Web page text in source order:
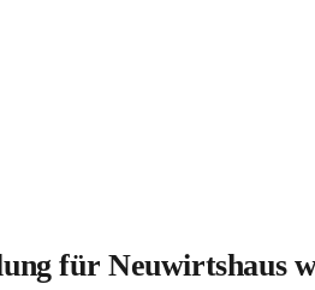
für Neuwirtshaus